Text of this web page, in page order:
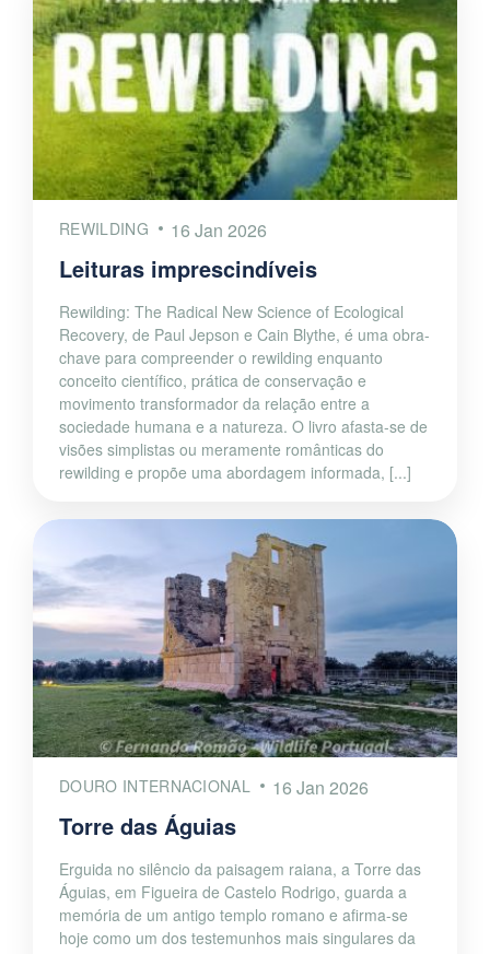
REWILDING 16 Jan 2026
Leituras imprescindíveis
Rewilding: The Radical New Science of Ecological
Recovery, de Paul Jepson e Cain Blythe, é uma obra-
chave para compreender o rewilding enquanto
conceito científico, prática de conservação e
movimento transformador da relação entre a
sociedade humana e a natureza. O livro afasta-se de
visões simplistas ou meramente românticas do
rewilding e propõe uma abordagem informada, [...]
DOURO INTERNACIONAL 16 Jan 2026
Torre das Águias
Erguida no silêncio da paisagem raiana, a Torre das
Águias, em Figueira de Castelo Rodrigo, guarda a
memória de um antigo templo romano e afirma-se
hoje como um dos testemunhos mais singulares da